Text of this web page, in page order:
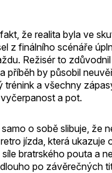
že realita byla ve
z finálního scénáře
Režisér to
příběh by působil
a všechny
a pot.
o sobě slibuje, že
jízda, která ukazuje
bratrského pouta a
po závěrečných